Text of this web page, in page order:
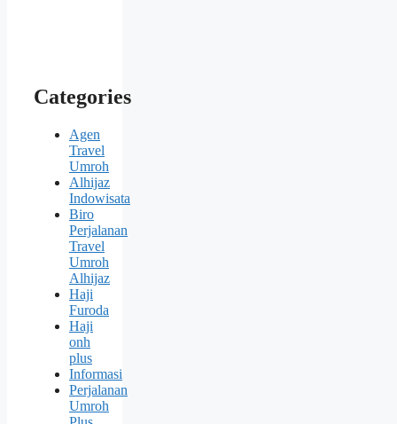
Categories
Agen
Travel
Umroh
Alhijaz
Indowisata
Biro
Perjalanan
Travel
Umroh
Alhijaz
Haji
Furoda
Haji
onh
plus
Informasi
Perjalanan
Umroh